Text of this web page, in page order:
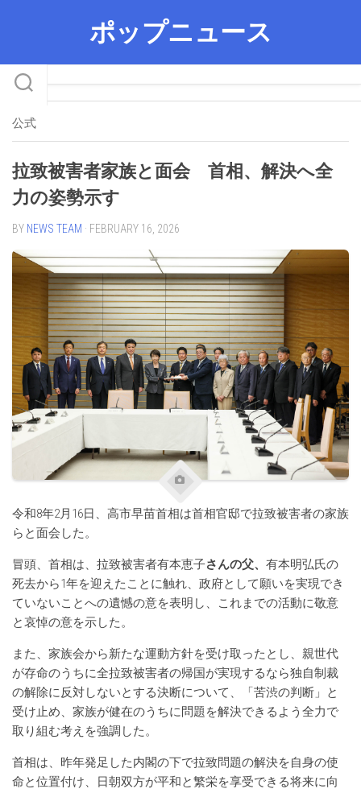
ポップニュース
公式
拉致被害者家族と面会 首相、解決へ全
力の姿勢示す
BY NEWS TEAM · FEBRUARY 16, 2026
令和8年2月16日、高市早苗首相は首相官邸で拉致被害者の家族
らと面会した。
冒頭、首相は、拉致被害者有本恵子さんの父、 有本明弘氏の
死去から1年を迎えたことに触れ、政府として願いを実現でき
ていないことへの遺憾の意を表明し、これまでの活動に敬意
と哀悼の意を示した。
また、家族会から新たな運動方針を受け取ったとし、親世代
が存命のうちに全拉致被害者の帰国が実現するなら独自制裁
の解除に反対しないとする決断について、「苦渋の判断」と
受け止め、家族が健在のうちに問題を解決できるよう全力で
取り組む考えを強調した。
首相は、昨年発足した内閣の下で拉致問題の解決を自身の使
命と位置付け、日朝双方が平和と繁栄を享受できる将来に向